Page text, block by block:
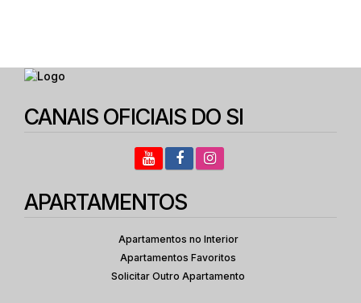
CANAIS OFICIAIS DO SI
APARTAMENTOS
Apartamentos no Interior
Apartamentos Favoritos
Solicitar Outro Apartamento